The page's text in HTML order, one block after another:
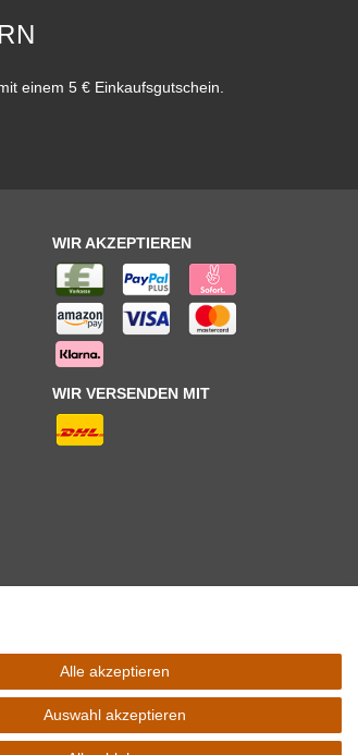
einem 5 € Einkaufsgutschein.
WIR AKZEPTIEREN
WIR VERSENDEN MIT
. *** Bei den ausgewiesenen
Alle akzeptieren
Auswahl akzeptieren